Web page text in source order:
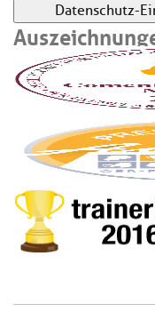
Datenschutz-